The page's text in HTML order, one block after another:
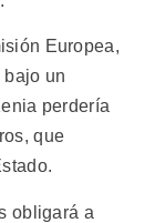
Europea,
un
perdería
que
obligará a